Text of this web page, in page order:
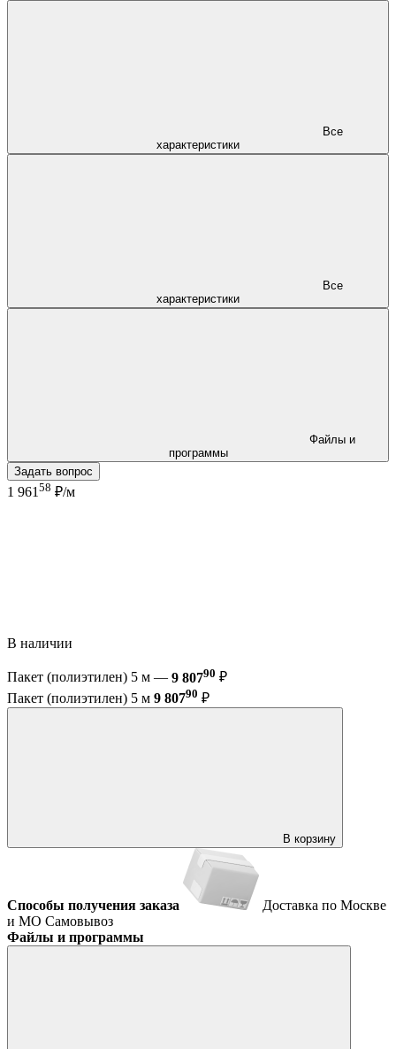
характеристики
характеристики
программы
Задать вопрос
1 961 58 ₽/м
В наличии
Пакет (полиэтилен) 5 м — 9 80790 ₽
Пакет (полиэтилен) 5 м 9 80790 ₽
В корзину
Способы получения заказа
Доставка по Москве
и МО Самовывоз
Файлы и программы